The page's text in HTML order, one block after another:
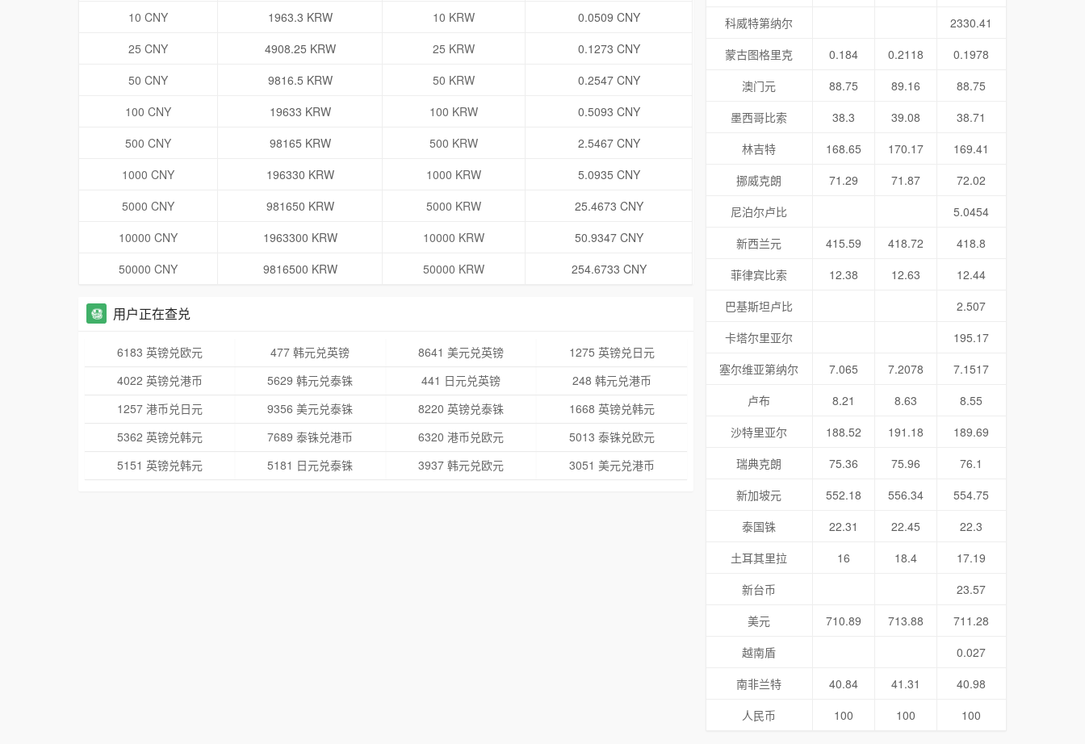
10 CNY
1963.3 KRW 10 KRW
0.0509 CNY
25 CNY
4908.25 KRW 25 KRW
0.1273 CNY
50 CNY
9816.5 KRW 50 KRW
0.2547 CNY
100 CNY
19633 KRW 100 KRW
0.5093 CNY
500 CNY
98165 KRW 500 KRW
2.5467 CNY
1000 CNY
196330 KRW 1000 KRW
5.0935 CNY
5000 CNY
981650 KRW 5000 KRW
25.4673 CNY
10000 CNY
1963300 KRW 10000 KRW
50.9347 CNY
50000 CNY
9816500 KRW 50000 KRW 254.6733 CNY
用户正在查兑
6183 英镑兑欧元 477 韩元兑英镑 8641 美元兑英镑
1275 英镑兑日元
4022 英镑兑港币
5629 韩元兑泰铢 441 日元兑英镑
248 韩元兑港币
1257 港币兑日元
9356 美元兑泰铢 8220 英镑兑泰铢
1668 英镑兑韩元
5362 英镑兑韩元
7689 泰铢兑港币 6320 港币兑欧元
5013 泰铢兑欧元
5151 英镑兑韩元
5181 日元兑泰铢 3937 韩元兑欧元 3051 美元兑港币
科威特第纳尔
2330.41
蒙古图格里克
0.184 0.2118
0.1978
澳门元
88.75 89.16
88.75
墨西哥比索
38.3 39.08
38.71
林吉特
168.65 170.17
169.41
挪威克朗
71.29 71.87
72.02
尼泊尔卢比
5.0454
新西兰元
415.59 418.72
418.8
菲律宾比索
12.38 12.63
12.44
巴基斯坦卢比
2.507
卡塔尔里亚尔
195.17
塞尔维亚第纳尔
7.065 7.2078
7.1517
卢布
8.21 8.63
8.55
沙特里亚尔
188.52 191.18
189.69
瑞典克朗
75.36 75.96
76.1
新加坡元
552.18 556.34
554.75
泰国铢
22.31 22.45
22.3
土耳其里拉
16 18.4
17.19
新台币
23.57
美元
710.89 713.88
711.28
越南盾
0.027
南非兰特
40.84 41.31
40.98
人民币
100 100 100